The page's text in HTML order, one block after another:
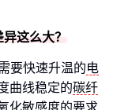
这么大？
要快速升温的电
曲线稳定的碳纤
化敏感度的要求